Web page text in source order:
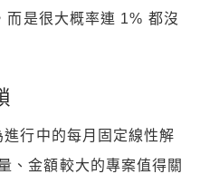
而是很大概率連 1% 都沒
行中的每月固定線性解
、金額較大的專案值得關